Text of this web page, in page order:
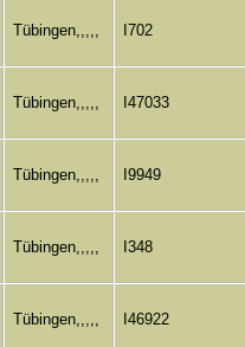
Tübingen,,,,, I702
Tübingen,,,,, I47033
Tübingen,,,,, I9949
Tübingen,,,,, I348
Tübingen,,,,, I46922